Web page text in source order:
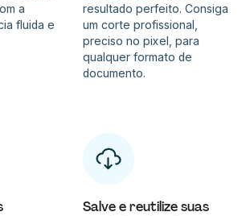
a
fluida e
resultado perfeito. Consiga
um corte profissional,
preciso no pixel, para
qualquer formato de
documento.
Salve e reutilize suas